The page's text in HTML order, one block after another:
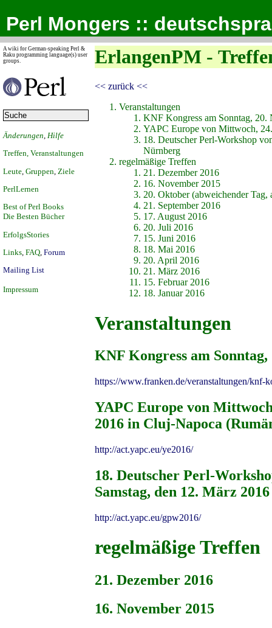
Perl Mongers ::
A wiki for German-speaking Perl &
Raku programming language(s) user
groups.
Änderungen Hilfe
Treffen, Veranstaltungen
Leute Gruppen Ziele
PerlLernen
Best of Perl Books
Die Besten Bücher
ErfolgsStories
Links FAQ Forum
Mailing List
Impressum
ErlangenPM -
<< zurück <<
Veranstaltungen
KNF Kongress am Sonntag, 20.
YAPC Europe von Mittwoch,
18. Deutscher Perl-Workshop
Nürnberg
regelmäßige Treffen
21. Dezember 2016
16. November 2015
20. Oktober (abweichender
21. September 2016
17. August 2016
20. Juli 2016
15. Juni 2016
18. Mai 2016
20. April 2016
21. März 2016
15. Februar 2016
18. Januar 2016
Veranstaltungen
KNF Kongress am Sonntag,
https://www.franken.de/veranstaltungen/knf-
YAPC Europe von
2016 in Cluj-Napoca
http://act.yapc.eu/ye2016/
18. Deutscher Perl-
Samstag, den 12. März
http://act.yapc.eu/gpw2016/
regelmäßige Treffen
21. Dezember 2016
16. November 2015